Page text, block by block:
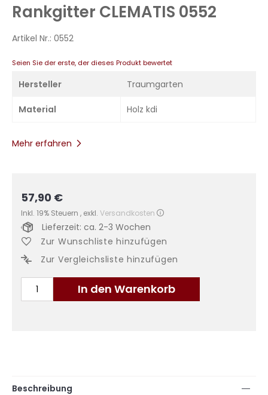
springen
Rankgitter CLEMATIS 0552
Artikel Nr.: 0552
Seien Sie der erste, der dieses Produkt bewertet
Hersteller Traumgarten
Material Holz kdi
Mehr erfahren
57,90 €
Inkl. 19% Steuern , exkl. Versandkosten
In den Warenkorb
Lieferzeit: ca. 2-3 Wochen
Zur Wunschliste hinzufügen
Zur Vergleichsliste hinzufügen
Beschreibung